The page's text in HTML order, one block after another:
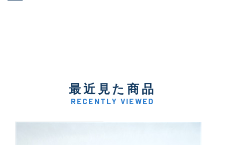
最近見た商品
RECENTLY VIEWED